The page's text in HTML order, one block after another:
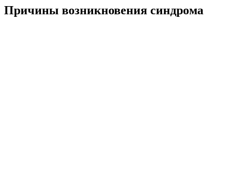
Причины возникновения синдрома